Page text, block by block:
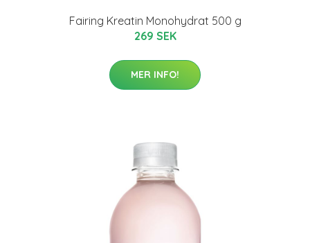
Fairing Kreatin Monohydrat 500 g
269 SEK
MER INFO!